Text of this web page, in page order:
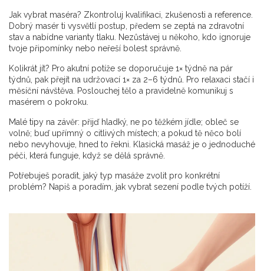
Jak vybrat maséra? Zkontroluj kvalifikaci, zkušenosti a reference.
Dobrý masér ti vysvětlí postup, předem se zeptá na zdravotní
stav a nabídne varianty tlaku. Nezůstávej u někoho, kdo ignoruje
tvoje připomínky nebo neřeší bolest správně.
Kolikrát jít? Pro akutní potíže se doporučuje 1× týdně na pár
týdnů, pak přejít na udržovací 1× za 2–6 týdnů. Pro relaxaci stačí i
měsíční návštěva. Poslouchej tělo a pravidelně komunikuj s
masérem o pokroku.
Malé tipy na závěr: přijď hladký, ne po těžkém jídle; obleč se
volně; buď upřímný o citlivých místech; a pokud tě něco bolí
nebo nevyhovuje, hned to řekni. Klasická masáž je o jednoduché
péči, která funguje, když se dělá správně.
Potřebuješ poradit, jaký typ masáže zvolit pro konkrétní
problém? Napiš a poradím, jak vybrat sezení podle tvých potíží.